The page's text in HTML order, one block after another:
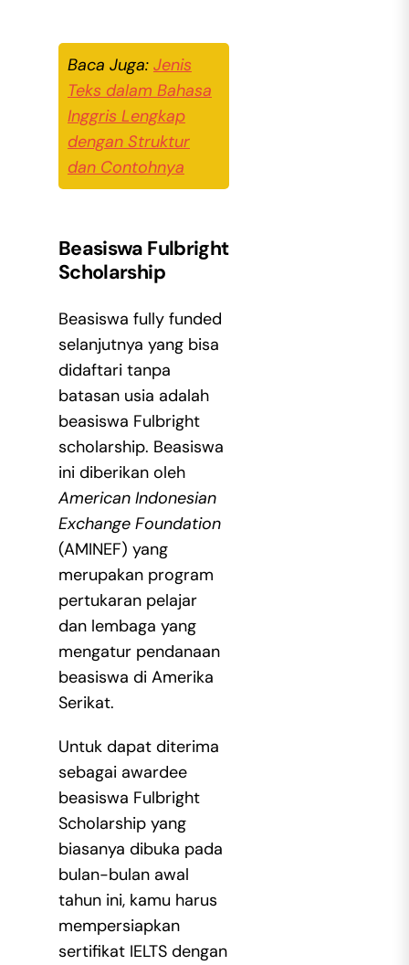
Baca Juga: Jenis
Teks dalam Bahasa
Inggris Lengkap
dengan Struktur
dan Contohnya
Beasiswa Fulbright
Scholarship
Beasiswa fully funded
selanjutnya yang bisa
didaftari tanpa
batasan usia adalah
beasiswa Fulbright
scholarship. Beasiswa
ini diberikan oleh
American Indonesian
Exchange Foundation
(AMINEF) yang
merupakan program
pertukaran pelajar
dan lembaga yang
mengatur pendanaan
beasiswa di Amerika
Serikat.
Untuk dapat diterima
sebagai awardee
beasiswa Fulbright
Scholarship yang
biasanya dibuka pada
bulan-bulan awal
tahun ini, kamu harus
mempersiapkan
sertifikat IELTS dengan